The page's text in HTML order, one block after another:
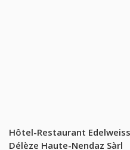
Hôtel-Restaurant
Délèze Haute-Nendaz Sàrl